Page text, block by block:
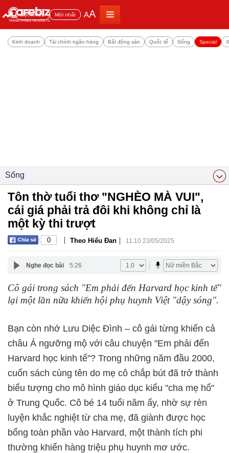
Đọc nhiều Mới nhất AA
Kinh doanh Tài chính ngân hàng Bất động sản Quốc tế Sống Special
Sống
Tôn thờ tuổi thơ "NGHÈO MÀ VUI",
cái giá phải trả đôi khi không chỉ là
một kỳ thi trượt
0 | Theo Hiểu Đan | 11:10 23/05/2025
Nghe đọc bài 5:26
Cô gái trong sách "Em phải đến Harvard học kinh tế"
lại một lần nữa khiến hội phụ huynh Việt "dậy sóng".
Bạn còn nhớ Lưu Diệc Đình – cô gái từng khiến cả
châu Á ngưỡng mộ với câu chuyện "Em phải đến
Harvard học kinh tế"? Trong những năm đầu 2000,
cuốn sách cùng tên do mẹ cô chắp bút đã trở thành
biểu tượng cho mô hình giáo dục kiểu "cha mẹ hổ"
ở Trung Quốc. Cô bé 14 tuổi năm ấy, nhờ sự rèn
luyện khắc nghiệt từ cha mẹ, đã giành được học
bổng toàn phần vào Harvard, một thành tích phi
thường khiến hàng triệu phụ huynh mơ ước.